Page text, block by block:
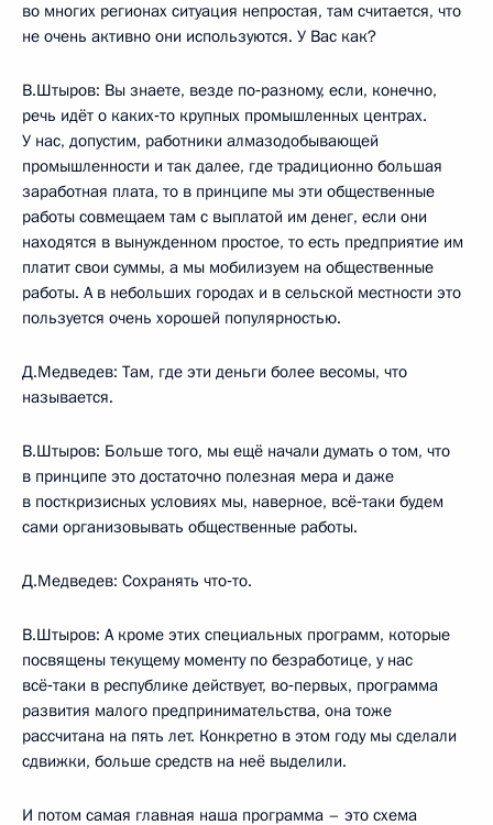
во многих регионах ситуация непростая, там считается, что
не очень активно они используются. У Вас как?
В.Штыров: Вы знаете, везде по‑разному, если, конечно,
речь идёт о каких‑то крупных промышленных центрах.
У нас, допустим, работники алмазодобывающей
промышленности и так далее, где традиционно большая
заработная плата, то в принципе мы эти общественные
работы совмещаем там с выплатой им денег, если они
находятся в вынужденном простое, то есть предприятие им
платит свои суммы, а мы мобилизуем на общественные
работы. А в небольших городах и в сельской местности это
пользуется очень хорошей популярностью.
Д.Медведев: Там, где эти деньги более весомы, что
называется.
В.Штыров: Больше того, мы ещё начали думать о том, что
в принципе это достаточно полезная мера и даже
в посткризисных условиях мы, наверное, всё‑таки будем
сами организовывать общественные работы.
Д.Медведев: Сохранять что‑то.
В.Штыров: А кроме этих специальных программ, которые
посвящены текущему моменту по безработице, у нас
всё‑таки в республике действует, во‑первых, программа
развития малого предпринимательства, она тоже
рассчитана на пять лет. Конкретно в этом году мы сделали
сдвижки, больше средств на неё выделили.
И потом самая главная наша программа – это схема